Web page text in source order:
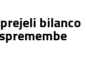
bilanco